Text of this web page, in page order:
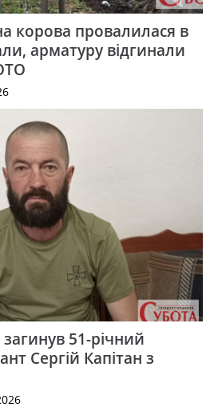
корова провалилася в
арматуру відгинали
51-річний
Сергій Капітан з